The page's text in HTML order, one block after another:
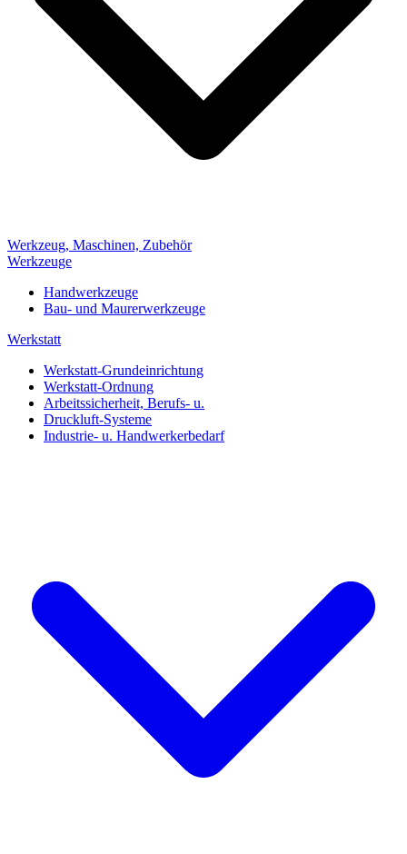
Werkzeug, Maschinen, Zubehör
Werkzeuge
Handwerkzeuge
Bau- und Maurerwerkzeuge
Werkstatt
Werkstatt-Grundeinrichtung
Werkstatt-Ordnung
Arbeitssicherheit, Berufs- u.
Druckluft-Systeme
Industrie- u. Handwerkerbedarf